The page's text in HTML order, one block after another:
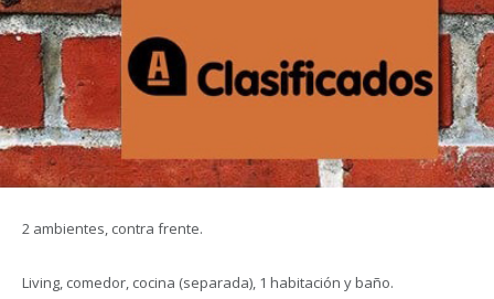
2 ambientes, contra frente.
Living, comedor, cocina (separada), 1 habitación y baño.